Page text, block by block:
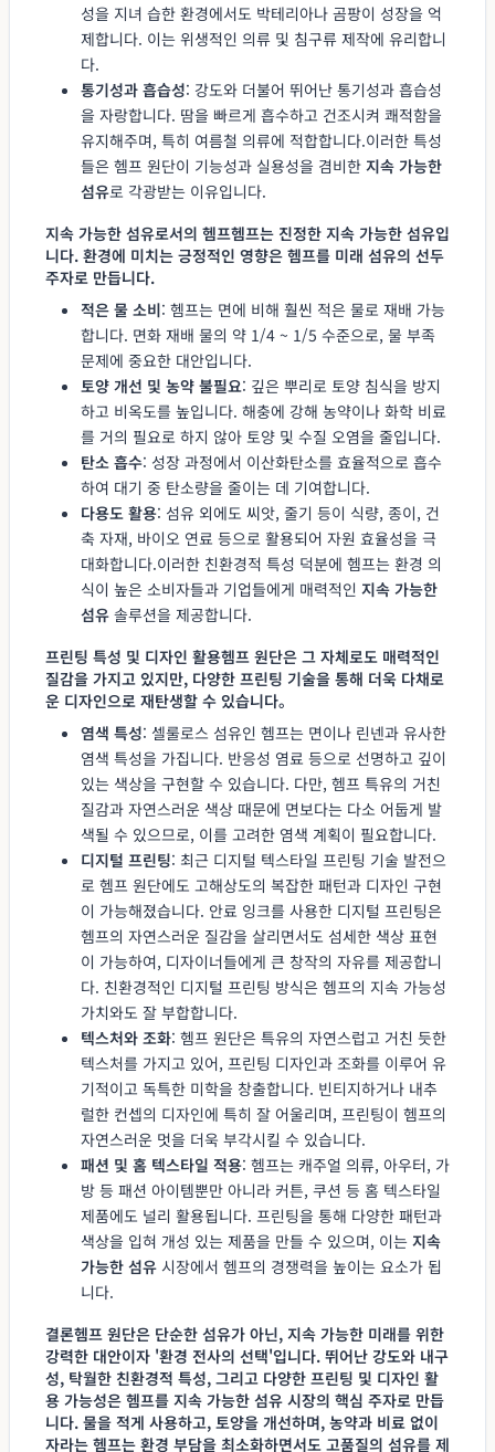
성을 지녀 습한 환경에서도 박테리아나 곰팡이 성장을 억
제합니다. 이는 위생적인 의류 및 침구류 제작에 유리합니
다.
통기성과 흡습성: 강도와 더불어 뛰어난 통기성과 흡습성
을 자랑합니다. 땀을 빠르게 흡수하고 건조시켜 쾌적함을
유지해주며, 특히 여름철 의류에 적합합니다.이러한 특성
들은 헴프 원단이 기능성과 실용성을 겸비한 지속 가능한
섬유로 각광받는 이유입니다.
지속 가능한 섬유로서의 헴프헴프는 진정한 지속 가능한 섬유입
니다. 환경에 미치는 긍정적인 영향은 헴프를 미래 섬유의 선두
주자로 만듭니다.
적은 물 소비: 헴프는 면에 비해 훨씬 적은 물로 재배 가능
합니다. 면화 재배 물의 약 1/4 ~ 1/5 수준으로, 물 부족
문제에 중요한 대안입니다.
토양 개선 및 농약 불필요: 깊은 뿌리로 토양 침식을 방지
하고 비옥도를 높입니다. 해충에 강해 농약이나 화학 비료
를 거의 필요로 하지 않아 토양 및 수질 오염을 줄입니다.
탄소 흡수: 성장 과정에서 이산화탄소를 효율적으로 흡수
하여 대기 중 탄소량을 줄이는 데 기여합니다.
다용도 활용: 섬유 외에도 씨앗, 줄기 등이 식량, 종이, 건
축 자재, 바이오 연료 등으로 활용되어 자원 효율성을 극
대화합니다.이러한 친환경적 특성 덕분에 헴프는 환경 의
식이 높은 소비자들과 기업들에게 매력적인 지속 가능한
섬유 솔루션을 제공합니다.
프린팅 특성 및 디자인 활용헴프 원단은 그 자체로도 매력적인
질감을 가지고 있지만, 다양한 프린팅 기술을 통해 더욱 다채로
운 디자인으로 재탄생할 수 있습니다。
염색 특성: 셀룰로스 섬유인 헴프는 면이나 린넨과 유사한
염색 특성을 가집니다. 반응성 염료 등으로 선명하고 깊이
있는 색상을 구현할 수 있습니다. 다만, 헴프 특유의 거친
질감과 자연스러운 색상 때문에 면보다는 다소 어둡게 발
색될 수 있으므로, 이를 고려한 염색 계획이 필요합니다.
디지털 프린팅: 최근 디지털 텍스타일 프린팅 기술 발전으
로 헴프 원단에도 고해상도의 복잡한 패턴과 디자인 구현
이 가능해졌습니다. 안료 잉크를 사용한 디지털 프린팅은
헴프의 자연스러운 질감을 살리면서도 섬세한 색상 표현
이 가능하여, 디자이너들에게 큰 창작의 자유를 제공합니
다. 친환경적인 디지털 프린팅 방식은 헴프의 지속 가능성
가치와도 잘 부합합니다.
텍스처와 조화: 헴프 원단은 특유의 자연스럽고 거친 듯한
텍스처를 가지고 있어, 프린팅 디자인과 조화를 이루어 유
기적이고 독특한 미학을 창출합니다. 빈티지하거나 내추
럴한 컨셉의 디자인에 특히 잘 어울리며, 프린팅이 헴프의
자연스러운 멋을 더욱 부각시킬 수 있습니다.
패션 및 홈 텍스타일 적용: 헴프는 캐주얼 의류, 아우터, 가
방 등 패션 아이템뿐만 아니라 커튼, 쿠션 등 홈 텍스타일
제품에도 널리 활용됩니다. 프린팅을 통해 다양한 패턴과
색상을 입혀 개성 있는 제품을 만들 수 있으며, 이는 지속
가능한 섬유 시장에서 헴프의 경쟁력을 높이는 요소가 됩
니다.
결론헴프 원단은 단순한 섬유가 아닌, 지속 가능한 미래를 위한
강력한 대안이자 '환경 전사의 선택'입니다. 뛰어난 강도와 내구
성, 탁월한 친환경적 특성, 그리고 다양한 프린팅 및 디자인 활
용 가능성은 헴프를 지속 가능한 섬유 시장의 핵심 주자로 만듭
니다. 물을 적게 사용하고, 토양을 개선하며, 농약과 비료 없이
자라는 헴프는 환경 부담을 최소화하면서도 고품질의 섬유를 제